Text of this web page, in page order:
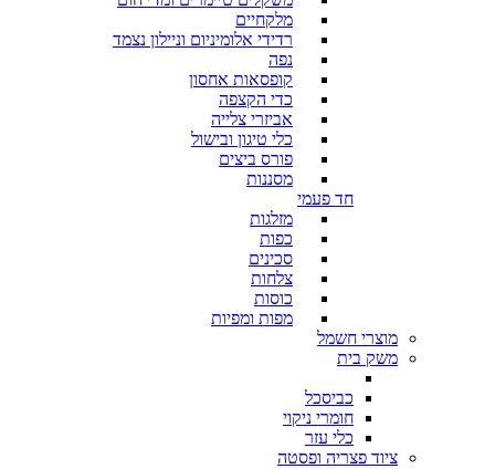
מלקחיים
רדידי אלומיניום וניילון נצמד
נפה
קופסאות אחסון
כדי הקצפה
אביזרי צלייה
כלי טיגון ובישול
פורס ביצים
מסננות
חד פעמי
מזלגות
כפות
סכינים
צלחות
כוסות
מפות ומפיות
מוצרי חשמל
משק בית
כביסכל
חומרי ניקוי
כלי עזר
ציוד פצריה ופסטה